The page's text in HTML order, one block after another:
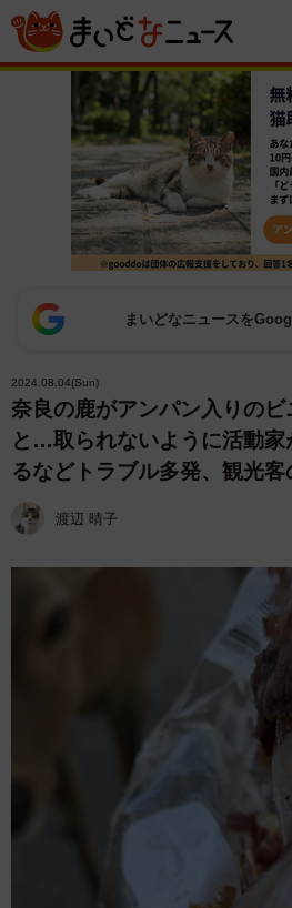
まいどなニュースを
2024.08.04(Sun)
奈良の鹿がアンパン入りのビ
と…取られないように活動
るなどトラブル多発、観光
渡辺 晴子